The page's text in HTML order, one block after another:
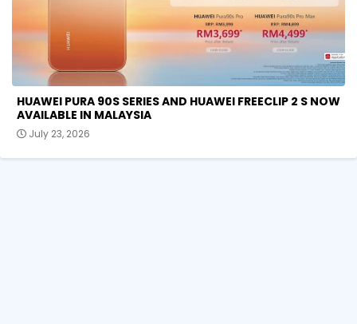
HUAWEI PURA 90S SERIES AND HUAWEI FREECLIP 2 S NOW
AVAILABLE IN MALAYSIA
July 23, 2026